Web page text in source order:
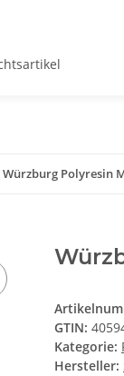
Würzburg Polyresin
GTIN:
Kategorie:
Hersteller: